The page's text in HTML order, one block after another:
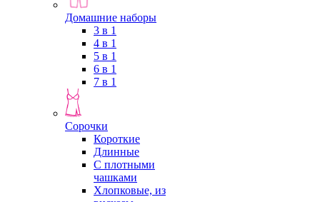
Домашние наборы
3 в 1
4 в 1
5 в 1
6 в 1
7 в 1
Сорочки
Короткие
Длинные
С плотными
чашками
Хлопковые, из